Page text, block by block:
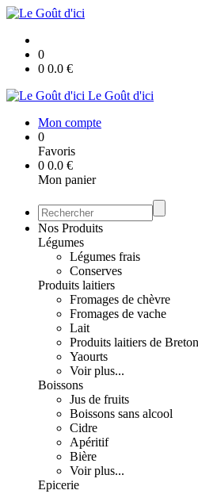
0
0 0.0 €
Le Goût d'ici
Mon compte
0
Favoris
0 0.0 €
Mon panier
Nos Produits
Légumes
Légumes frais
Conserves
Produits laitiers
Fromages de chèvre
Fromages de vache
Lait
Produits laitiers de
Yaourts
Voir plus...
Boissons
Jus de fruits
Boissons sans alcool
Cidre
Apéritif
Bière
Voir plus...
Epicerie